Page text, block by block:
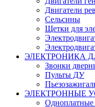
Двигатели
Сельсины
Щетки для
ЭЛЕКТРОНИКА
Звонки
Пульты ДУ
ЭЛЕКТРОННЫЕ